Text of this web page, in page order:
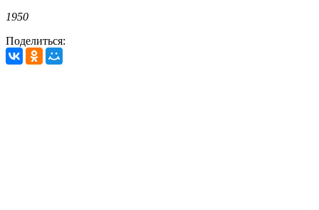
1950
Поделиться: